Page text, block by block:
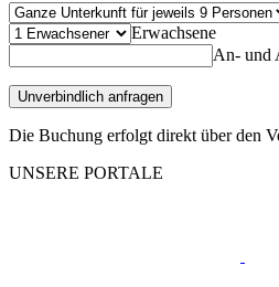
Erwachsene
An- und
Unverbindlich anfragen
Die Buchung erfolgt direkt über den
UNSERE PORTALE